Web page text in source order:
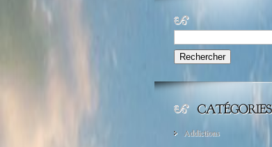
Rechercher :
Addictions